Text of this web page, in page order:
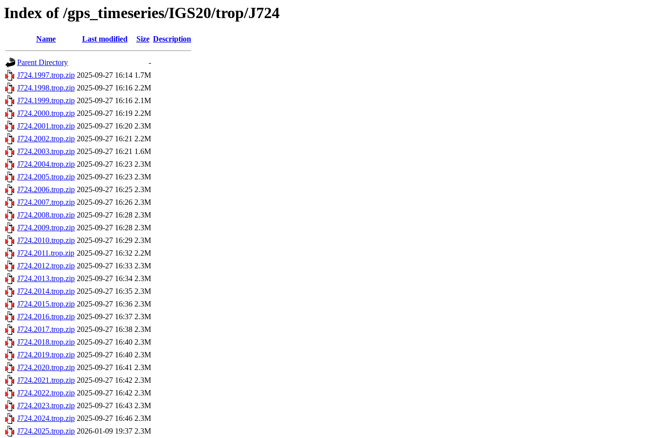
Index of /gps_timeseries/IGS20/trop/J724
Name Last modified Size Description
Parent Directory
-
J724.1997.trop.zip 2025-09-27 16:14 1.7M
J724.1998.trop.zip 2025-09-27 16:16 2.2M
J724.1999.trop.zip 2025-09-27 16:16 2.1M
J724.2000.trop.zip 2025-09-27 16:19 2.2M
J724.2001.trop.zip 2025-09-27 16:20 2.3M
J724.2002.trop.zip 2025-09-27 16:21 2.2M
J724.2003.trop.zip 2025-09-27 16:21 1.6M
J724.2004.trop.zip 2025-09-27 16:23 2.3M
J724.2005.trop.zip 2025-09-27 16:23 2.3M
J724.2006.trop.zip 2025-09-27 16:25 2.3M
J724.2007.trop.zip 2025-09-27 16:26 2.3M
J724.2008.trop.zip 2025-09-27 16:28 2.3M
J724.2009.trop.zip 2025-09-27 16:28 2.3M
J724.2010.trop.zip 2025-09-27 16:29 2.3M
J724.2011.trop.zip 2025-09-27 16:32 2.2M
J724.2012.trop.zip 2025-09-27 16:33 2.3M
J724.2013.trop.zip 2025-09-27 16:34 2.3M
J724.2014.trop.zip 2025-09-27 16:35 2.3M
J724.2015.trop.zip 2025-09-27 16:36 2.3M
J724.2016.trop.zip 2025-09-27 16:37 2.3M
J724.2017.trop.zip 2025-09-27 16:38 2.3M
J724.2018.trop.zip 2025-09-27 16:40 2.3M
J724.2019.trop.zip 2025-09-27 16:40 2.3M
J724.2020.trop.zip 2025-09-27 16:41 2.3M
J724.2021.trop.zip 2025-09-27 16:42 2.3M
J724.2022.trop.zip 2025-09-27 16:42 2.3M
J724.2023.trop.zip 2025-09-27 16:43 2.3M
J724.2024.trop.zip 2025-09-27 16:46 2.3M
J724.2025.trop.zip 2026-01-09 19:37 2.3M